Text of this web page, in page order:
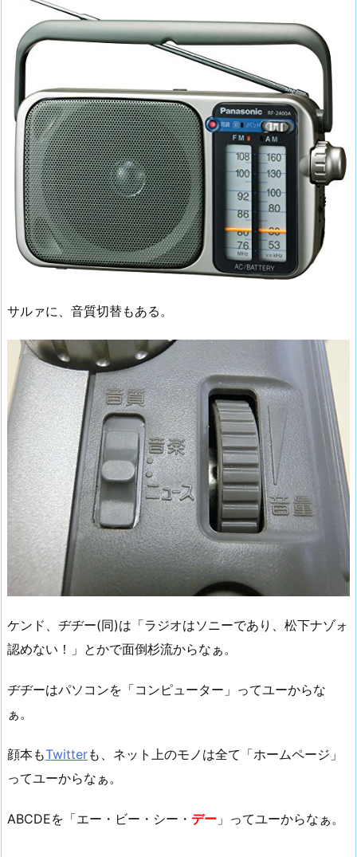
サルァに、音質切替もある。
ケンド、ヂヂー(同)は「ラジオはソニーであり、松下ナゾォ
認めない！」とかで面倒杉流からなぁ。
ヂヂーはパソコンを「コンピューター」ってユーからな
ぁ。
顔本もTwitterも、ネット上のモノは全て「ホームページ」
ってユーからなぁ。
ABCDEを「エー・ビー・シー・ デー 」ってユーからなぁ。